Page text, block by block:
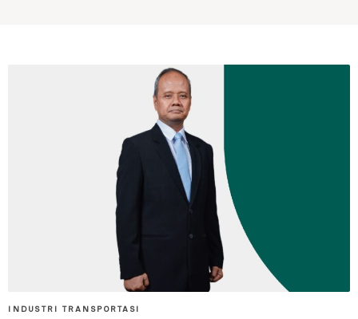
INDUSTRI TRANSPORTASI